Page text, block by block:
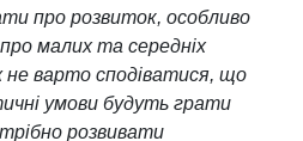
про розвиток, особливо
малих та середніх
варто сподіватися, що
умови будуть грати
розвивати